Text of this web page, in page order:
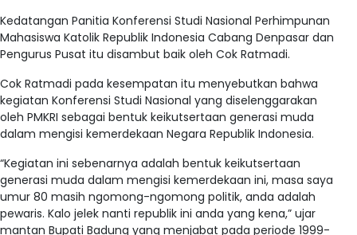
Kedatangan Panitia Konferensi Studi Nasional Perhimpunan
Mahasiswa Katolik Republik Indonesia Cabang Denpasar dan
Pengurus Pusat itu disambut baik oleh Cok Ratmadi.
Cok Ratmadi pada kesempatan itu menyebutkan bahwa
kegiatan Konferensi Studi Nasional yang diselenggarakan
oleh PMKRI sebagai bentuk keikutsertaan generasi muda
dalam mengisi kemerdekaan Negara Republik Indonesia.
“Kegiatan ini sebenarnya adalah bentuk keikutsertaan
generasi muda dalam mengisi kemerdekaan ini, masa saya
umur 80 masih ngomong-ngomong politik, anda adalah
pewaris. Kalo jelek nanti republik ini anda yang kena,” ujar
mantan Bupati Badung yang menjabat pada periode 1999-